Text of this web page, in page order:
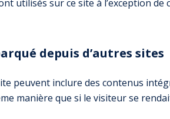
utilisés sur ce site à l’exception
depuis d’autres sites
peuvent inclure des contenus
manière que si le visiteur se